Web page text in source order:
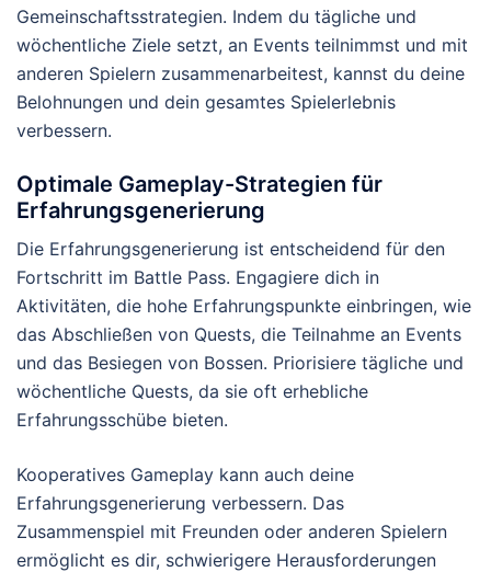
Gemeinschaftsstrategien. Indem du tägliche und
wöchentliche Ziele setzt, an Events teilnimmst und mit
anderen Spielern zusammenarbeitest, kannst du deine
Belohnungen und dein gesamtes Spielerlebnis
verbessern.
Optimale Gameplay-Strategien für
Erfahrungsgenerierung
Die Erfahrungsgenerierung ist entscheidend für den
Fortschritt im Battle Pass. Engagiere dich in
Aktivitäten, die hohe Erfahrungspunkte einbringen, wie
das Abschließen von Quests, die Teilnahme an Events
und das Besiegen von Bossen. Priorisiere tägliche und
wöchentliche Quests, da sie oft erhebliche
Erfahrungsschübe bieten.
Kooperatives Gameplay kann auch deine
Erfahrungsgenerierung verbessern. Das
Zusammenspiel mit Freunden oder anderen Spielern
ermöglicht es dir, schwierigere Herausforderungen